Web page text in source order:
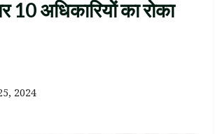
10 अधिकारियों का रोका
2024